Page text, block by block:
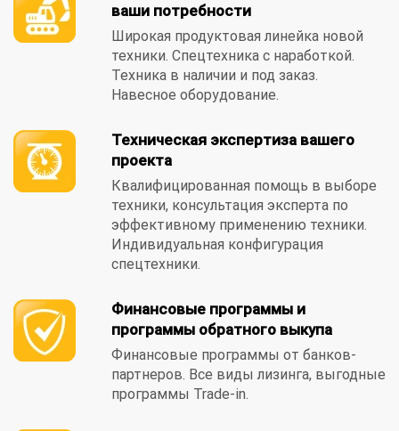
ваши потребности
Широкая продуктовая линейка новой
техники. Спецтехника с наработкой.
Техника в наличии и под заказ.
Навесное оборудование.
Техническая экспертиза вашего
проекта
Квалифицированная помощь в выборе
техники, консультация эксперта по
эффективному применению техники.
Индивидуальная конфигурация
спецтехники.
Финансовые программы и
программы обратного выкупа
Финансовые программы от банков-
партнеров. Все виды лизинга, выгодные
программы Trade-in.